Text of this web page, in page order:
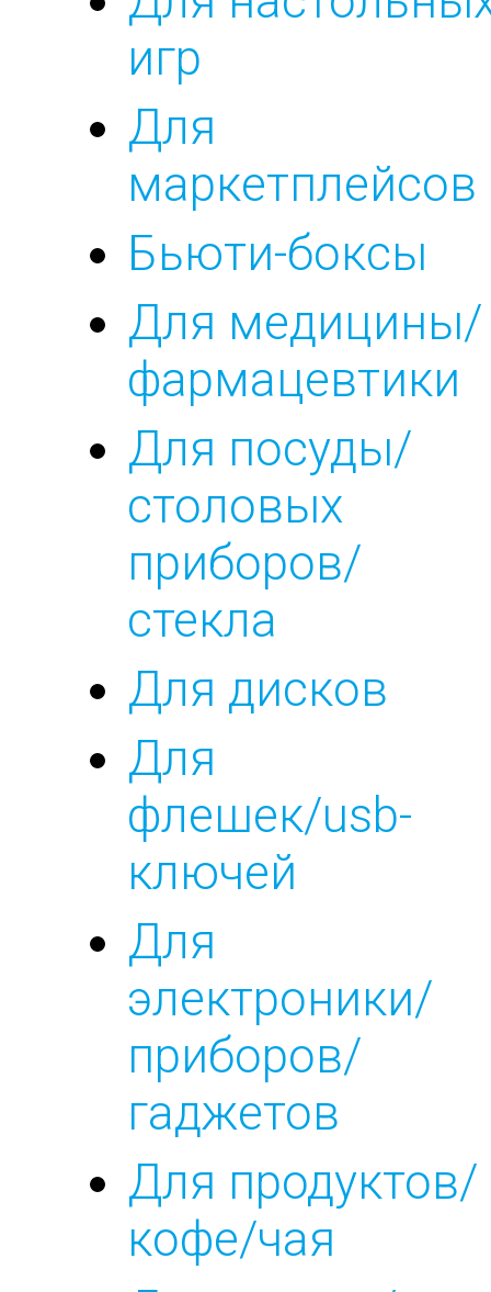
игр
Для
маркетплейсов
Бьюти-боксы
Для медицины/
фармацевтики
Для посуды/
столовых
приборов/
стекла
Для дисков
Для
флешек/usb-
ключей
Для
электроники/
приборов/
гаджетов
Для продуктов/
кофе/чая